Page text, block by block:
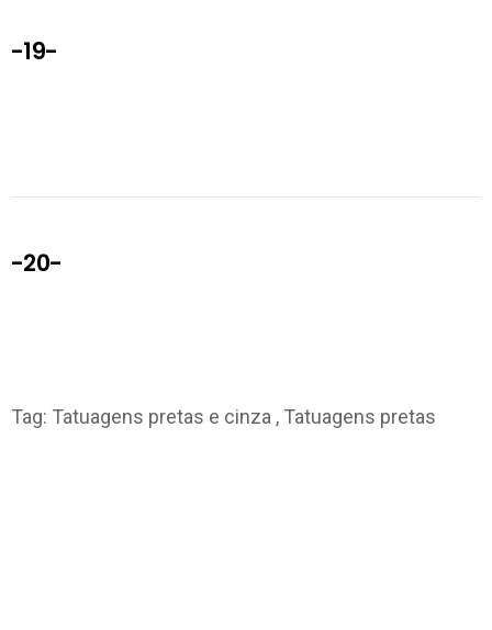
-19-
-20-
Tag: Tatuagens pretas e cinza , Tatuagens pretas